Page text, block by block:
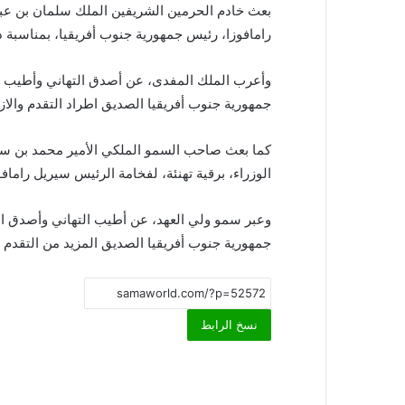
بعث خادم الحرمين الشريفين الملك سلمان بن
رامافوزا، رئيس جمهورية جنوب أفريقيا، بمناسبة
وأعرب الملك المفدى، عن أصدق التهاني وأطيب
جمهورية جنوب أفريقيا الصديق اطراد التقدم
كما بعث صاحب السمو الملكي الأمير محمد بن
الوزراء، برقية تهنئة، لفخامة الرئيس سيريل
وعبر سمو ولي العهد، عن أطيب التهاني وأصدق
جمهورية جنوب أفريقيا الصديق المزيد من التقدم
نسخ الرابط